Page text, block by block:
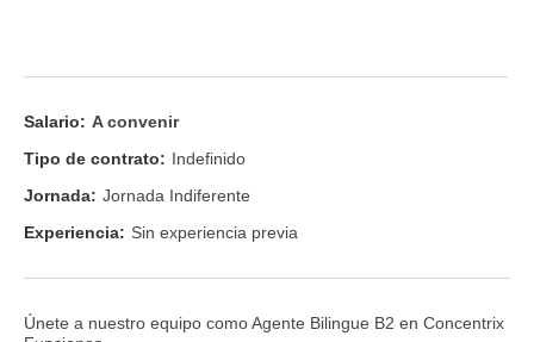
Salario: A convenir
Tipo de contrato: Indefinido
Jornada: Jornada Indiferente
Experiencia: Sin experiencia previa
Únete a nuestro equipo como Agente Bilingue B2 en Concentrix